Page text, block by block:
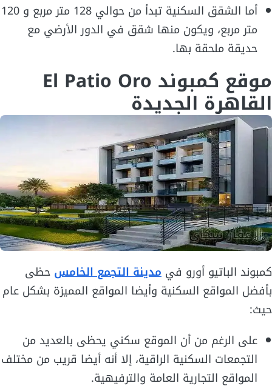
أما الشقق السكنية تبدأ من حوالي 128 متر مربع و 120
متر مربع، ويكون منها شقق في الدور الأرضي مع
حديقة ملحقة بها.
موقع كمبوند El Patio Oro
القاهرة الجديدة
كمبوند الباتيو أورو في مدينة التجمع الخامس حظى
بأفضل المواقع السكنية وأيضا المواقع المميزة بشكل عام
حيث:
على الرغم من أن الموقع سكني يحظى بالعديد من
التجمعات السكنية الراقية، إلا أنه أيضا قريب من مختلف
المواقع التجارية العامة والترفيهية.